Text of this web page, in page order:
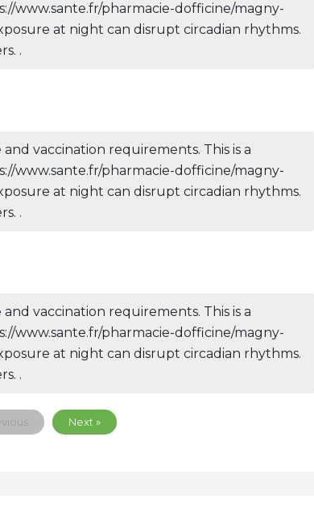
www.sante.fr/pharmacie-dofficine/magny-
at night can disrupt circadian rhythms.
.
vaccination requirements. This is a
www.sante.fr/pharmacie-dofficine/magny-
at night can disrupt circadian rhythms.
.
vaccination requirements. This is a
www.sante.fr/pharmacie-dofficine/magny-
at night can disrupt circadian rhythms.
.
Next »